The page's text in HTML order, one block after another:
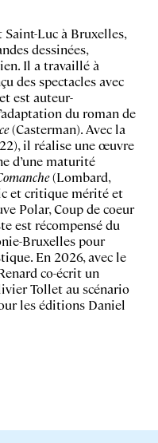
Saint-Luc à Bruxelles,
dessinées,
Il a travaillé à
des spectacles avec
est auteur-
du roman de
(Casterman). Avec la
il réalise une œuvre
d’une maturité
(Lombard,
et critique mérité et
Polar, Coup de coeur
est récompensé du
Bruxelles pour
En 2026, avec le
co-écrit un
Tollet au scénario
les éditions Daniel